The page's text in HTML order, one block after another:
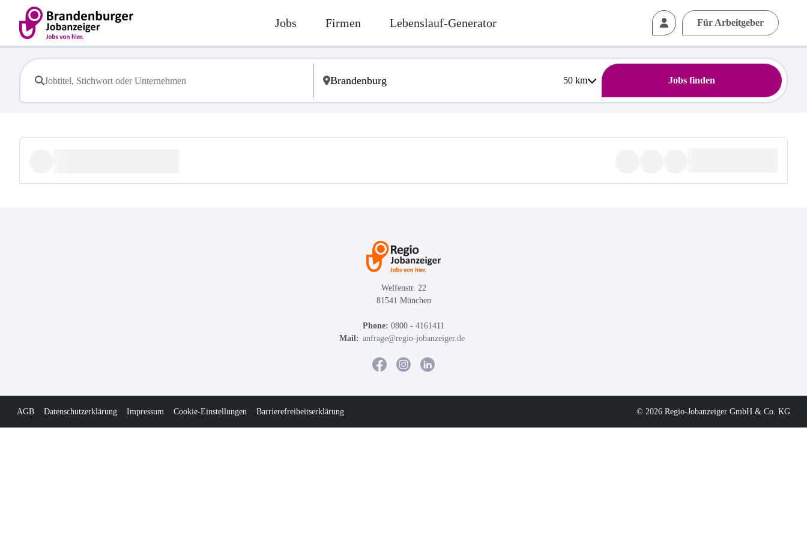
Jobs Firmen Lebenslauf-Generator Für Arbeitgeber
50km Jobs finden
Welfenstr. 22
81541 München
Phone: 0800 - 4161411
Mail: anfrage@regio-jobanzeiger.de
AGB Datenschutzerklärung Impressum Cookie-Einstellungen Barrierefreiheitserklärung © 2026 Regio-Jobanzeiger GmbH & Co. KG